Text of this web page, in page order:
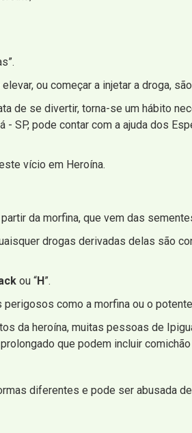
ou começar a injetar a droga,
de se divertir, torna-se um hábito
- SP, pode contar com a ajuda dos
vício em Heroína.
da morfina, que vem das
drogas derivadas delas são
ou “H”.
como a morfina ou o
da heroína, muitas pessoas de
que podem incluir
diferentes e pode ser abusada